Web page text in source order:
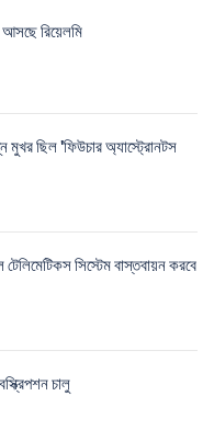
আসছে রিয়েলমি
মুখর ছিল 'ফিউচার অ্যাস্ট্রোনটস
সিস্টেম বাস্তবায়ন করবে
চালু